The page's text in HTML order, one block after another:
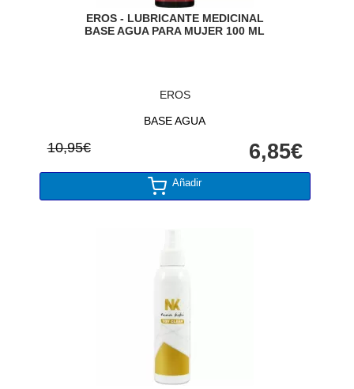
EROS - LUBRICANTE MEDICINAL
BASE AGUA PARA MUJER 100 ML
EROS
BASE AGUA
10,95€ 6,85€
Añadir